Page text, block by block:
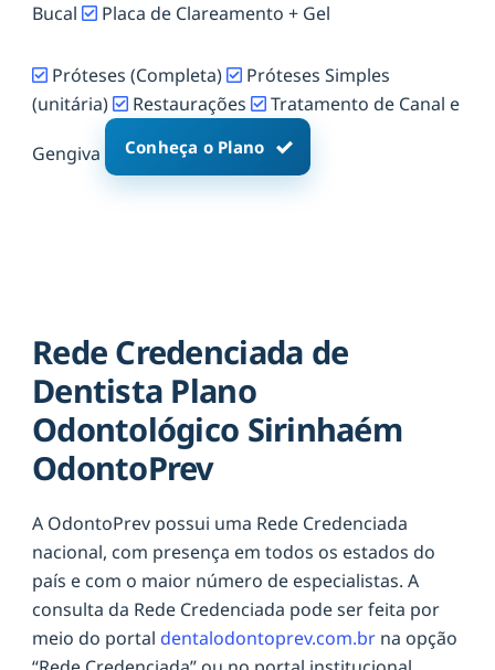
Bucal
Placa de Clareamento + Gel
Próteses (Completa)
Próteses Simples
(unitária)
Restaurações Tratamento de Canal e
Gengiva Conheça o Plano
Rede Credenciada de
Dentista Plano
Odontológico Sirinhaém
OdontoPrev
A OdontoPrev possui uma Rede Credenciada
nacional, com presença em todos os estados do
país e com o maior número de especialistas. A
consulta da Rede Credenciada pode ser feita por
meio do portal dentalodontoprev.com.br na opção